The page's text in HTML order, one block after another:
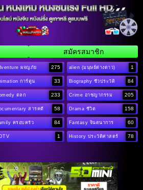
สมัครสมาชิก
ผจญภัย 275 alien (มนุษย์ต่างดาว) 1
การ์ตูน 33 Biography ชีวประวัติ 84
ตลก 233 Crime อาชญากรรม 205
สารคดี 58 Drama ชีวิต 158
ครอบครัว 84 Fantasy จินตนาการ 60
1 History ประวัติศาสตร์ 78